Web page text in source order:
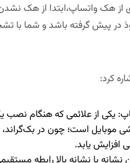
از هک واتساپ،ابتدا از هک
در پیش گرفته باشد و شما
کرد:
یکی از علائمی که هنگام نصب
است؛ چون در بک‌گراند،
یابد.